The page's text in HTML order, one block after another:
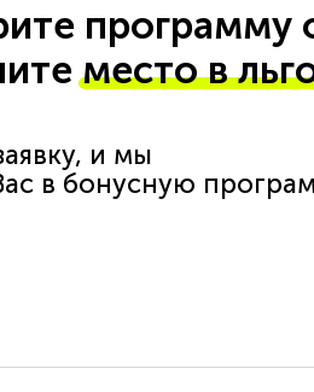
программу
место в
и мы
в бонусную